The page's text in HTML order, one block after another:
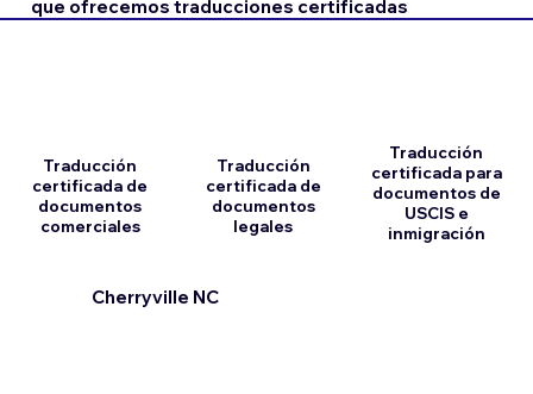
que ofrecemos traducciones certificadas
Traducción
certificada de
documentos
comerciales
Traducción
certificada de
documentos
legales
Cherryville NC
Traducción
certificada para
documentos de
USCIS e
inmigración